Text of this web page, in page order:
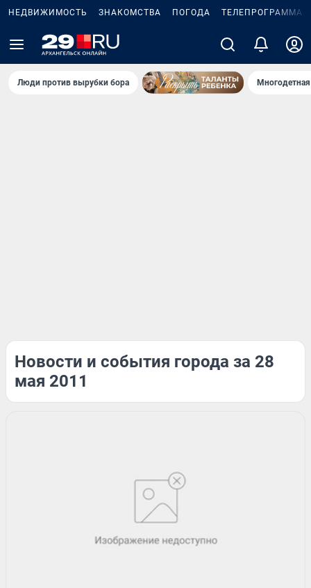
НЕДВИЖИМОСТЬ ЗНАКОМСТВА ПОГОДА ТЕЛЕПРОГРАММА
Люди против вырубки бора
Новости и события города за 28
мая 2011